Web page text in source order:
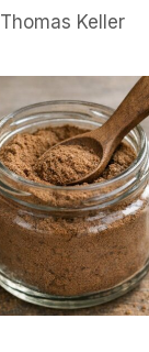
Thomas Keller